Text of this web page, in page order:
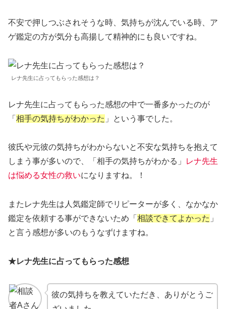
不安で押しつぶされそうな時、気持ちが沈んでいる時、ア
ゲ鑑定の方が気分も高揚して精神的にも良いですね。
レナ先生に占ってもらった感想は？
レナ先生に占ってもらった感想の中で一番多かったのが
「 相手の気持ちがわかった 」という事でした。
彼氏や元彼の気持ちがわからないと不安な気持ちを抱えて
しまう事が多いので、「相手の気持ちがわかる」
レナ先生
は悩める女性の救いになりますね。！
またレナ先生は人気鑑定師でリピーターが多く、なかなか
鑑定を依頼する事ができないため「 相談できてよかった 」
と言う感想が多いのもうなずけますね。
★レナ先生に占ってもらった感想
彼の気持ちを教えていただき、ありがとうご